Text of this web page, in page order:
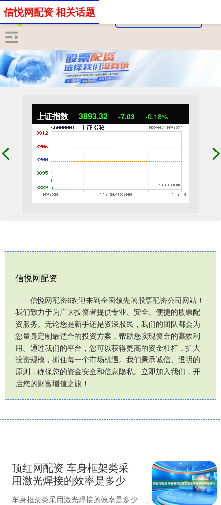
上证指数 3893.32 -7.03 -0.18%
信悦网配资
信悦网配资6欢迎来到全国领先的股票配资公司网站！
我们致力于为广大投资者提供专业、安全、便捷的股票配
资服务。无论您是新手还是资深股民，我们的团队都会为
您量身定制最适合的投资方案，帮助您实现资金的高效利
用。通过我们的平台，您可以获得更高的资金杠杆，扩大
投资规模，抓住每一个市场机遇。我们秉承诚信、透明的
原则，确保您的资金安全和信息隐私。立即加入我们，开
启您的财富增值之旅！
信悦网配资 相关话题
顶红网配资 车身框架类采
用激光焊接的效率是多少
车身框架类采用激光焊接的效率是多少